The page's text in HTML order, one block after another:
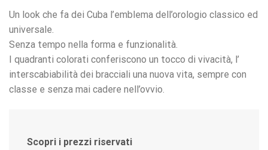
Un look che fa dei Cuba l’emblema dell’orologio classico ed
universale.
Senza tempo nella forma e funzionalità.
I quadranti colorati conferiscono un tocco di vivacità, l’
interscabiabilità dei bracciali una nuova vita, sempre con
classe e senza mai cadere nell’ovvio.
Scopri i prezzi riservati